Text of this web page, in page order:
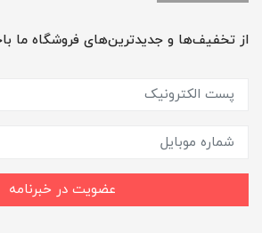
از تخفیف‌ها و جدیدترین‌های فروشگاه ما
عضویت در خبرنامه